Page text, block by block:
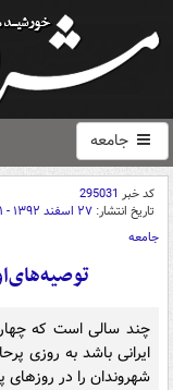
جامعه
کد خبر 295031
تاریخ انتشار: ۲۷ اسفند ۱۳۹۲ - ۱۱:۳۱
جامعه
چند سالی است که
ایرانی باشد به روزی
شهروندان را در روزهای